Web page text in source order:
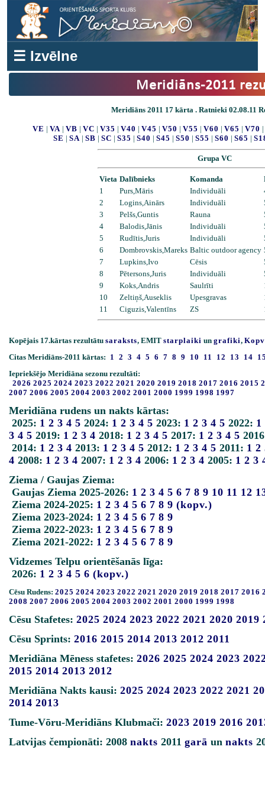
☰ Izvēlne
Meridiāns-2011
Meridiāns 2011 17 kārta . Ratnieki 02.08.11
VE | VA | VB | VC | V35 | V40 | V45 | V50 | V55 | V60 | V65 | V70 |
SE | SA| SB | SC | S35 | S40 | S45 | S50 | S55 | S60 | S65 |
Grupa VC
Vieta Dalībnieks Komanda
1
Purs,Māris Individuāli
2
Logins,Ainārs Individuāli
3
Pelšs,Guntis Rauna
4
Balodis,Jānis Individuāli
5
Rudītis,Juris Individuāli
6
Dombrovskis,Mareks Baltic outdoor agency
7
Lupkins,Ivo Cēsis
8
Pētersons,Juris Individuāli
9
Koks,Andris Saulrīti
10
Zeltiņš,Auseklis Upesgravas
11
Ciguzis,Valentīns ZS
Kopējais 17.kārtas rezultātu saraksts, EMIT starplaiki un grafiki,
Citas Meridiāns-2011 kārtas: 1 2 3 4 5 6 7 8 9 10 11 12 13 14
Iepriekšējo Meridiāna sezonu rezultāti:
2026 2025 2024 2023 2022 2021 2020 2019 2018 2017 2016 2015
2007 2006 2005 2004 2003 2002 2001 2000 1999 1998 1997
Meridiāna rudens un nakts kārtas:
2025: 1 2 3 4 5 2024: 1 2 3 4 5 2023: 1 2 3 4 5 2022: 1
3 4 5 2019: 1 2 3 4 2018: 1 2 3 4 5 2017: 1 2 3 4 5
2014: 1 2 3 4 2013: 1 2 3 4 5 2012: 1 2 3 4 5 2011: 1 2
4 2008: 1 2 3 4 2007: 1 2 3 4 2006: 1 2 3 4 2005: 1 2 3
Ziema / Gaujas Ziema:
Gaujas Ziema 2025-2026: 1 2 3 4 5 6 7 8 9 10 11 12
Ziema 2024-2025: 1 2 3 4 5 6 7 8 9 (kopv.)
Ziema 2023-2024: 1 2 3 4 5 6 7 8 9
Ziema 2022-2023: 1 2 3 4 5 6 7 8 9
Ziema 2021-2022: 1 2 3 4 5 6 7 8 9
Vidzemes Telpu orientēšanās līga:
2026: 1 2 3 4 5 6 (kopv.)
Cēsu Rudens: 2025 2024 2023 2022 2021 2020 2019 2018 2017 2016
2008 2007 2006 2005 2004 2003 2002 2001 2000 1999 1998
Cēsu Stafetes: 2025 2024 2023 2022 2021 2020 2019
Cēsu Sprints: 2016 2015 2014 2013 2012 2011
Meridiāna Mēness stafetes: 2026 2025 2024 2023
2015 2014 2013 2012
Meridiāna Nakts kausi: 2025 2024 2023 2022 2021
2014 2013
Tume-Vōru-Meridiāns Klubmači: 2023 2019 2016
Latvijas čempionāti: 2008 nakts 2011 garā un nakts